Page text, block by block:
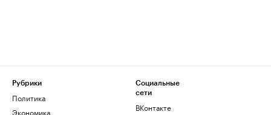
Рубрики
Политика
Экономика
Социальные
сети
ВКонтакте